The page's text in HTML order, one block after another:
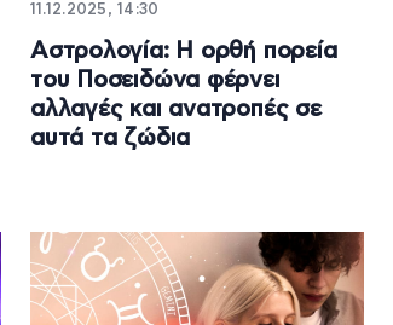
11.12.2025, 14:30
Αστρολογία: Η ορθή πορεία
του Ποσειδώνα φέρνει
αλλαγές και ανατροπές σε
αυτά τα ζώδια